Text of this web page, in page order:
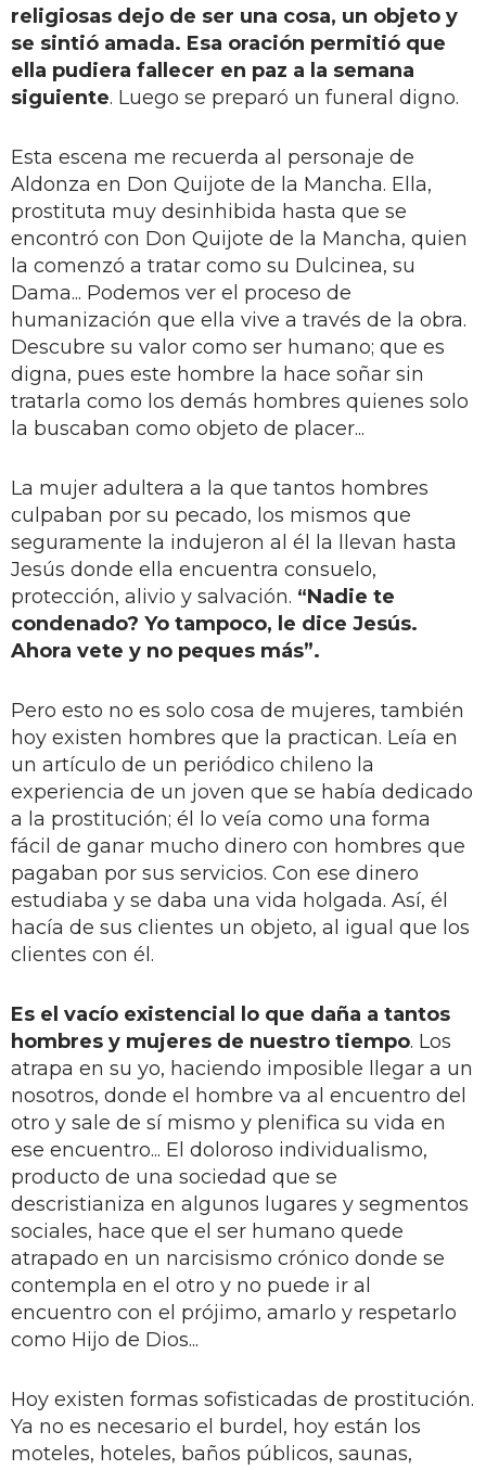
religiosas dejo de ser una cosa, un objeto y
se sintió amada. Esa oración permitió que
ella pudiera fallecer en paz a la semana
siguiente. Luego se preparó un funeral digno.
Esta escena me recuerda al personaje de
Aldonza en Don Quijote de la Mancha. Ella,
prostituta muy desinhibida hasta que se
encontró con Don Quijote de la Mancha, quien
la comenzó a tratar como su Dulcinea, su
Dama... Podemos ver el proceso de
humanización que ella vive a través de la obra.
Descubre su valor como ser humano; que es
digna, pues este hombre la hace soñar sin
tratarla como los demás hombres quienes solo
la buscaban como objeto de placer...
La mujer adultera a la que tantos hombres
culpaban por su pecado, los mismos que
seguramente la indujeron al él la llevan hasta
Jesús donde ella encuentra consuelo,
protección, alivio y salvación. “Nadie te
condenado? Yo tampoco, le dice Jesús.
Ahora vete y no peques más”.
Pero esto no es solo cosa de mujeres, también
hoy existen hombres que la practican. Leía en
un artículo de un periódico chileno la
experiencia de un joven que se había dedicado
a la prostitución; él lo veía como una forma
fácil de ganar mucho dinero con hombres que
pagaban por sus servicios. Con ese dinero
estudiaba y se daba una vida holgada. Así, él
hacía de sus clientes un objeto, al igual que los
clientes con él.
Es el vacío existencial lo que daña a tantos
hombres y mujeres de nuestro tiempo. Los
atrapa en su yo, haciendo imposible llegar a un
nosotros, donde el hombre va al encuentro del
otro y sale de sí mismo y plenifica su vida en
ese encuentro... El doloroso individualismo,
producto de una sociedad que se
descristianiza en algunos lugares y segmentos
sociales, hace que el ser humano quede
atrapado en un narcisismo crónico donde se
contempla en el otro y no puede ir al
encuentro con el prójimo, amarlo y respetarlo
como Hijo de Dios...
Hoy existen formas sofisticadas de prostitución.
Ya no es necesario el burdel, hoy están los
moteles, hoteles, baños públicos, saunas,